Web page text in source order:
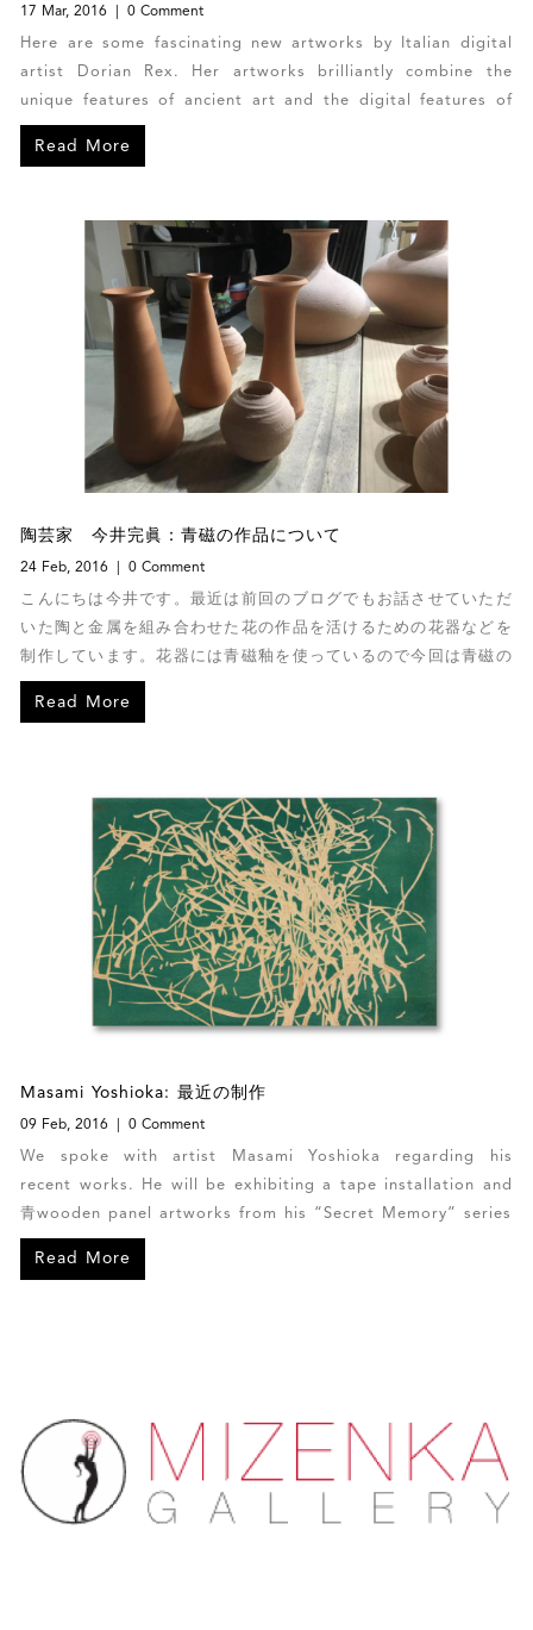
17 Mar, 2016 0 Comment
Here are some fascinating new artworks by Italian digital
artist Dorian Rex. Her artworks brilliantly combine the
unique features of ancient art and the digital features of
contemporary art. Each of Dorian’s photo manipulations is
Read More
陶芸家 今井完眞：青磁の作品について
24 Feb, 2016 0 Comment
こんにちは今井です。最近は前回のブログでもお話させていただ
いた陶と金属を組み合わせた花の作品を活けるための花器などを
制作しています。花器には青磁釉を使っているので今回は青磁の
作品についてお話いたします。
Read More
Masami Yoshioka: 最近の制作
09 Feb, 2016 0 Comment
We spoke with artist Masami Yoshioka regarding his
recent works. He will be exhibiting a tape installation and
青wooden panel artworks from his “Secret Memory” series
Read More